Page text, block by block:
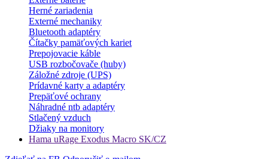
Herné zariadenia
Externé mechaniky
Bluetooth adaptéry
Čítačky pamäťových kariet
Prepojovacie káble
USB rozbočovače (huby)
Záložné zdroje (UPS)
Prídavné karty a adaptéry
Prepäťové ochrany
Náhradné ntb adaptéry
Stlačený vzduch
Džiaky na monitory
Hama uRage Exodus Macro SK/CZ